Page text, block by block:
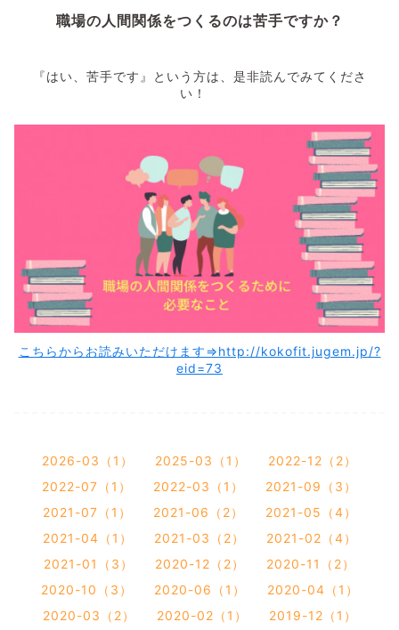
職場の人間関係をつくるのは苦手ですか？
『はい、苦手です』という方は、是非読んでみてくださ
い！
こちらからお読みいただけます⇒http://kokofit.jugem.jp/?
eid=73
2026-03（1） 2025-03（1）
2022-12（2）
2022-07（1）
2022-03（1）
2021-09（3）
2021-07（1）
2021-06（2）
2021-05（4）
2021-04（1）
2021-03（2）
2021-02（4）
2021-01（3）
2020-12（2）
2020-11（2）
2020-10（3）
2020-06（1）
2020-04（1）
2020-03（2）
2020-02（1）
2019-12（1）